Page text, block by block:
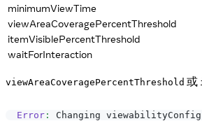
minimumViewTime
viewAreaCoveragePercentThreshold
itemVisiblePercentThreshold
waitForInteraction
viewAreaCoveragePercentThreshold 或
Error : Changing